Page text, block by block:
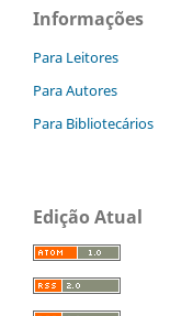
Informações
Para Leitores
Para Autores
Para Bibliotecários
Edição Atual